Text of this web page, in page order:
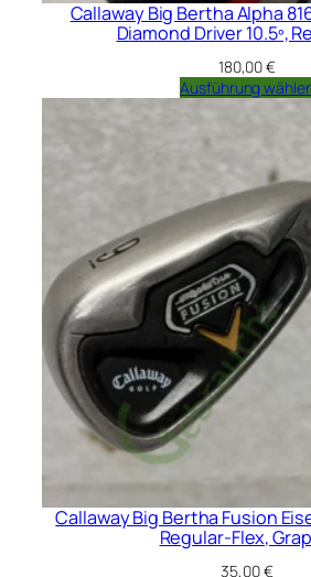
Callaway Big Bertha Alpha
Diamond Driver 10.5º,
180,00€
Ausführung
Callaway Big Bertha Fusion
Regular-Flex,
35,00€